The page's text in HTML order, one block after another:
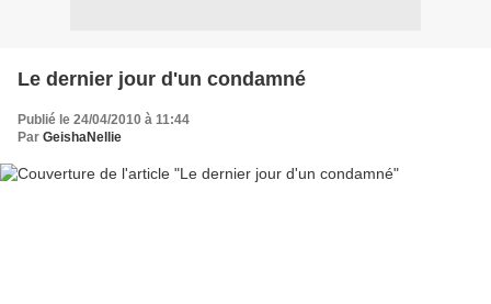
Le dernier jour d'un condamné
Publié le 24/04/2010 à 11:44
Par GeishaNellie